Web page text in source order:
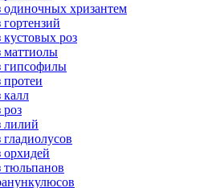
одиночных хризантем
роз
маттиолы
гипсофилы
протеи
калл
роз
лилий
орхидей
тюльпанов